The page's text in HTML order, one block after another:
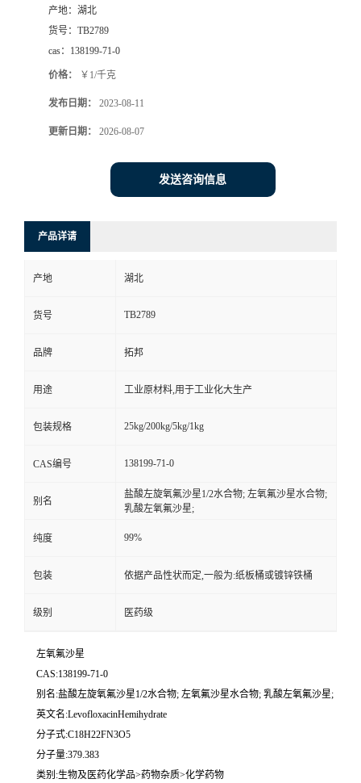
产地： 湖北
货号： TB2789
cas： 138199-71-0
价格： ￥1/千克
发布日期： 2023-08-11
更新日期： 2026-08-07
发送咨询信息
产品详请
产地 湖北
货号 TB2789
品牌 拓邦
用途 工业原材料,用于工业化大生产
包装规格 25kg/200kg/5kg/1kg
CAS编号 138199-71-0
别名
盐酸左旋氧氟沙星1/2水合物; 左氧氟沙星水合物;
乳酸左氧氟沙星;
纯度 99%
包装 依据产品性状而定,一般为:纸板桶或镀锌铁桶
级别 医药级
左氧氟沙星
CAS:138199-71-0
别名:盐酸左旋氧氟沙星1/2水合物; 左氧氟沙星水合物; 乳酸左氧氟沙星;
英文名:LevofloxacinHemihydrate
分子式:C18H22FN3O5
分子量:379.383
类别:生物及医药化学品>药物杂质>化学药物